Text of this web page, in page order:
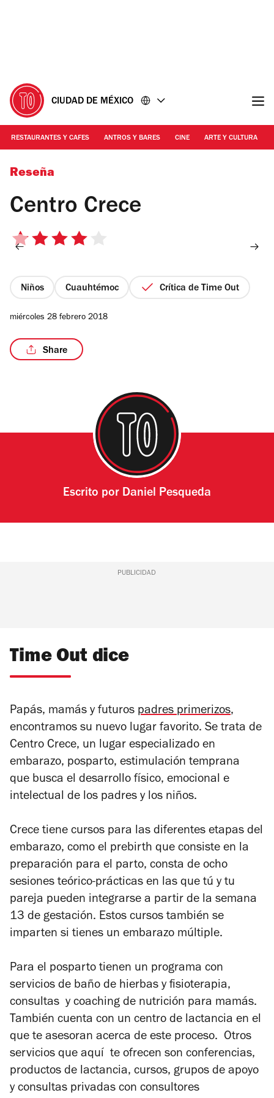
CIUDAD DE MÉXICO
RESTAURANTES Y CAFES ANTROS Y BARES CINE ARTE Y CULTURA
Foto: Alejandra Carbajal
Reseña
Centro Crece
4
estrellas
Niños Cuauhtémoc Crítica de Time Out
miércoles 28 febrero 2018
Share
Escrito por Daniel Pesqueda
PUBLICIDAD
Time Out dice
Papás, mamás y futuros padres primerizos,
encontramos su nuevo lugar favorito. Se trata de
Centro Crece, un lugar especializado en
embarazo, posparto, estimulación temprana
que busca el desarrollo físico, emocional e
intelectual de los padres y los niños.
Crece tiene cursos para las diferentes etapas del
embarazo, como el prebirth que consiste en la
preparación para el parto, consta de ocho
sesiones teórico-prácticas en las que tú y tu
pareja pueden integrarse a partir de la semana
13 de gestación. Estos cursos también se
imparten si tienes un embarazo múltiple.
Para el posparto tienen un programa con
servicios de baño de hierbas y fisioterapia,
consultas y coaching de nutrición para mamás.
También cuenta con un centro de lactancia en el
que te asesoran acerca de este proceso. Otros
servicios que aquí te ofrecen son conferencias,
productos de lactancia, cursos, grupos de apoyo
y consultas privadas con consultores